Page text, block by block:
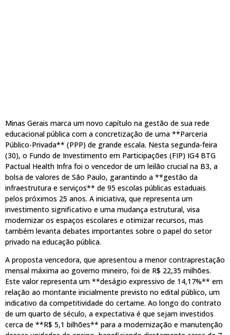
Minas Gerais marca um novo capítulo na gestão de sua rede
educacional pública com a concretização de uma **Parceria
Público-Privada** (PPP) de grande escala. Nesta segunda-feira
(30), o Fundo de Investimento em Participações (FIP) IG4 BTG
Pactual Health Infra foi o vencedor de um leilão crucial na B3, a
bolsa de valores de São Paulo, garantindo a **gestão da
infraestrutura e serviços** de 95 escolas públicas estaduais
pelos próximos 25 anos. A iniciativa, que representa um
investimento significativo e uma mudança estrutural, visa
modernizar os espaços escolares e otimizar recursos, mas
também levanta debates importantes sobre o papel do setor
privado na educação pública.
A proposta vencedora, que apresentou a menor contraprestação
mensal máxima ao governo mineiro, foi de R$ 22,35 milhões.
Este valor representa um **deságio expressivo de 14,17%** em
relação ao montante inicialmente previsto no edital público, um
indicativo da competitividade do certame. Ao longo do contrato
de um quarto de século, a expectativa é que sejam investidos
cerca de **R$ 5,1 bilhões** para a modernização e manutenção